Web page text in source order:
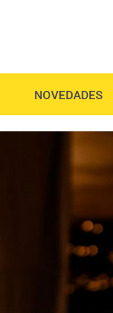
NOVEDADES